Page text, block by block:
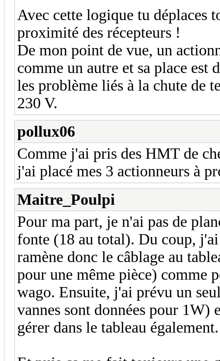
Avec cette logique tu déplaces
proximité des récepteurs !
De mon point de vue, un
comme un autre et sa place est
les problème liés à la chute de
230 V.
pollux06
Comme j'ai pris des HMT de
j'ai placé mes 3 actionneurs à
Maitre_Poulpi
Pour ma part, je n'ai pas de
fonte (18 au total). Du coup,
ramène donc le câblage au
pour une même pièce) comme
wago. Ensuite, j'ai prévu un
vannes sont données pour
gérer dans le tableau également.